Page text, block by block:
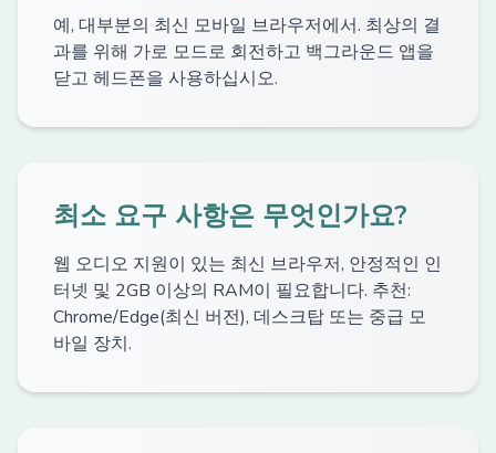
예, 대부분의 최신 모바일 브라우저에서. 최상의 결
과를 위해 가로 모드로 회전하고 백그라운드 앱을
닫고 헤드폰을 사용하십시오.
최소 요구 사항은 무엇인가요?
웹 오디오 지원이 있는 최신 브라우저, 안정적인 인
터넷 및 2GB 이상의 RAM이 필요합니다. 추천:
Chrome/Edge(최신 버전), 데스크탑 또는 중급 모
바일 장치.